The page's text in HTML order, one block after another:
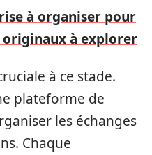
à organiser pour
originaux à explorer
à ce stade.
plateforme de
les échanges
Chaque